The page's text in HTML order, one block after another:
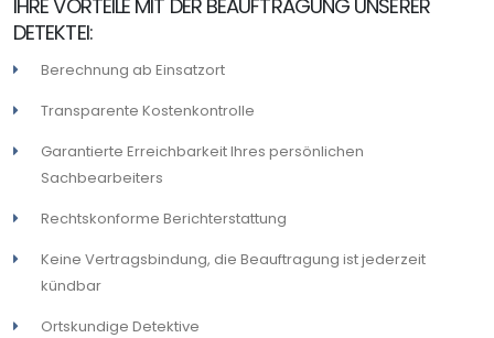
IHRE VORTEILE MIT DER BEAUFTRAGUNG UNSERER
DETEKTEI:
Berechnung ab Einsatzort
Transparente Kostenkontrolle
Garantierte Erreichbarkeit Ihres persönlichen
Sachbearbeiters
Rechtskonforme Berichterstattung
Keine Vertragsbindung, die Beauftragung ist jederzeit
kündbar
Ortskundige Detektive